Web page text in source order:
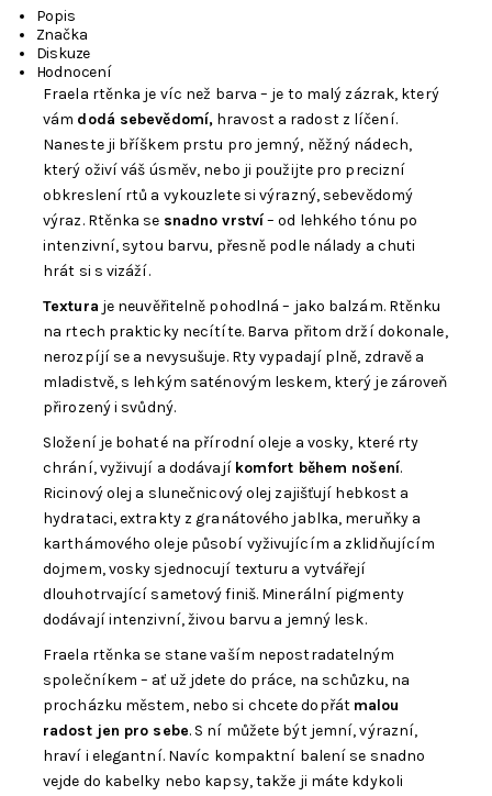
Popis
Značka
Diskuze
Hodnocení
Fraela rtěnka je víc než barva – je to malý zázrak, který
vám dodá sebevědomí, hravost a radost z líčení.
Naneste ji bříškem prstu pro jemný, něžný nádech,
který oživí váš úsměv, nebo ji použijte pro precizní
obkreslení rtů a vykouzlete si výrazný, sebevědomý
výraz. Rtěnka se snadno vrství– od lehkého tónu po
intenzivní, sytou barvu, přesně podle nálady a chuti
hrát si s vizáží.
Textura je neuvěřitelně pohodlná – jako balzám. Rtěnku
na rtech prakticky necítíte. Barva přitom drží dokonale,
nerozpíjí se a nevysušuje. Rty vypadají plně, zdravě a
mladistvě, s lehkým saténovým leskem, který je zároveň
přirozený i svůdný.
Složení je bohaté na přírodní oleje a vosky, které rty
chrání, vyživují a dodávají komfort během nošení.
Ricinový olej a slunečnicový olej zajišťují hebkost a
hydrataci, extrakty z granátového jablka, meruňky a
karthámového oleje působí vyživujícím a zklidňujícím
dojmem, vosky sjednocují texturu a vytvářejí
dlouhotrvající sametový finiš. Minerální pigmenty
dodávají intenzivní, živou barvu a jemný lesk.
Fraela rtěnka se stane vaším nepostradatelným
společníkem – ať už jdete do práce, na schůzku, na
procházku městem, nebo si chcete dopřát malou
radost jen pro sebe. S ní můžete být jemní, výrazní,
hraví i elegantní. Navíc kompaktní balení se snadno
vejde do kabelky nebo kapsy, takže ji máte kdykoli